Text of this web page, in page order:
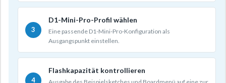
D1-Mini-Pro-Profil wählen
Eine passende D1-Mini-Pro-Konfiguration als
Ausgangspunkt einstellen.
Flashkapazität kontrollieren